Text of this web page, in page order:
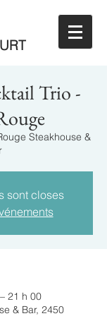
Trio -
Steakhouse &
sont closes
21 h 00
& Bar, 2450